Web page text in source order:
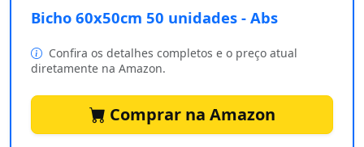
Bicho 60x50cm 50 unidades - Abs
Confira os detalhes completos e o preço atual
diretamente na Amazon.
Comprar na Amazon